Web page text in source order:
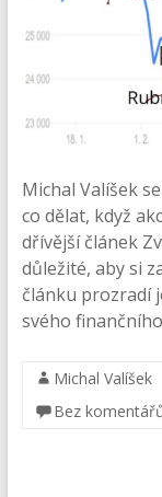
Michal Valíšek
co dělat, když
dřívější článek
důležité, aby si
článku prozradí
svého
Michal Valíšek
Bez